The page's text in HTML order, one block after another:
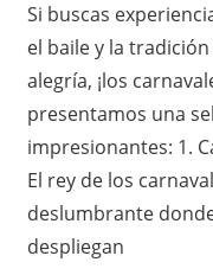
Si buscas
el baile y la
alegría, ¡los
presentamos una
impresionantes: 1.
El rey de los
deslumbrante
despliegan